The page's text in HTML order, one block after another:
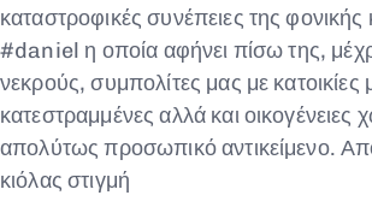
καταστροφικές συνέπειες της φονικής
#daniel η οποία αφήνει πίσω της,
νεκρούς, συμπολίτες μας με κατοικίες
κατεστραμμένες αλλά και οικογένειες
απολύτως προσωπικό αντικείμενο.
κιόλας στιγμή